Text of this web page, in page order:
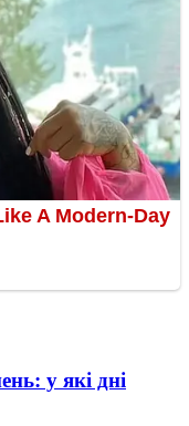
у які дні